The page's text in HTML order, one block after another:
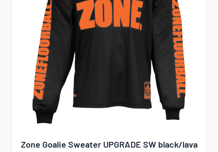
Zone Goalie Sweater UPGRADE SW black/lava